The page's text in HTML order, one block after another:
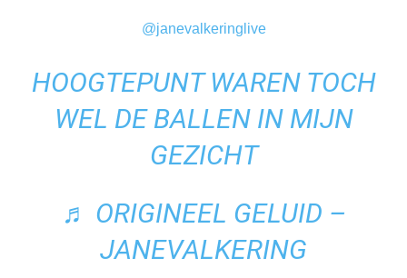
@janevalkeringlive
HOOGTEPUNT WAREN TOCH
WEL DE BALLEN IN MIJN
GEZICHT
♬ ORIGINEEL GELUID –
JANEVALKERING